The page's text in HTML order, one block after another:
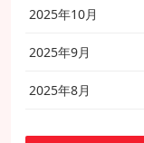
2025年10月
2025年9月
2025年8月